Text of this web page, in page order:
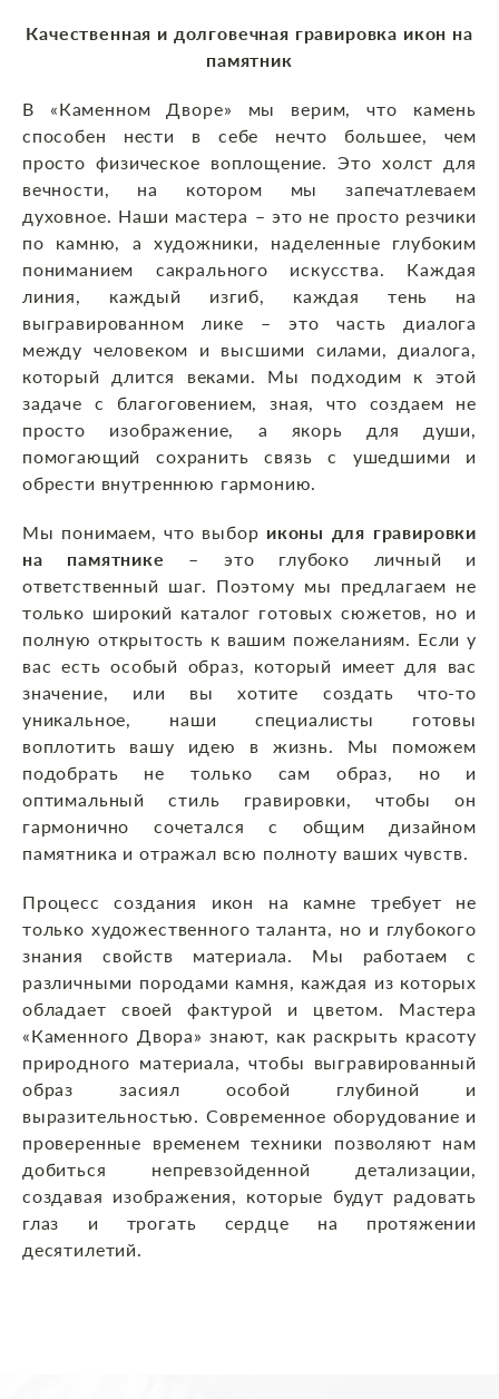
Качественная и долговечная гравировка икон на
памятник
В «Каменном Дворе» мы верим, что камень
способен нести в себе нечто большее, чем
просто физическое воплощение. Это холст для
вечности, на котором мы запечатлеваем
духовное. Наши мастера – это не просто резчики
по камню, а художники, наделенные глубоким
пониманием сакрального искусства. Каждая
линия, каждый изгиб, каждая тень на
выгравированном лике – это часть диалога
между человеком и высшими силами, диалога,
который длится веками. Мы подходим к этой
задаче с благоговением, зная, что создаем не
просто изображение, а якорь для души,
помогающий сохранить связь с ушедшими и
обрести внутреннюю гармонию.
Мы понимаем, что выбор иконы для гравировки
на памятнике – это глубоко личный и
ответственный шаг. Поэтому мы предлагаем не
только широкий каталог готовых сюжетов, но и
полную открытость к вашим пожеланиям. Если у
вас есть особый образ, который имеет для вас
значение, или вы хотите создать что-то
уникальное, наши специалисты готовы
воплотить вашу идею в жизнь. Мы поможем
подобрать не только сам образ, но и
оптимальный стиль гравировки, чтобы он
гармонично сочетался с общим дизайном
памятника и отражал всю полноту ваших чувств.
Процесс создания икон на камне требует не
только художественного таланта, но и глубокого
знания свойств материала. Мы работаем с
различными породами камня, каждая из которых
обладает своей фактурой и цветом. Мастера
«Каменного Двора» знают, как раскрыть красоту
природного материала, чтобы выгравированный
образ засиял особой глубиной и
выразительностью. Современное оборудование и
проверенные временем техники позволяют нам
добиться непревзойденной детализации,
создавая изображения, которые будут радовать
глаз и трогать сердце на протяжении
десятилетий.